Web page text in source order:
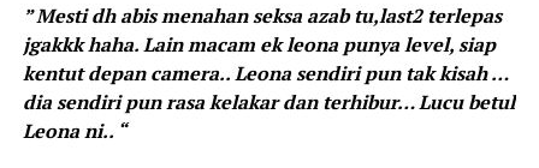
” Mesti dh abis menahan seksa azab tu,last2 terlepas
jgakkk haha. Lain macam ek leona punya level, siap
kentut depan camera.. Leona sendiri pun tak kisah …
dia sendiri pun rasa kelakar dan terhibur… Lucu betul
Leona ni.. “